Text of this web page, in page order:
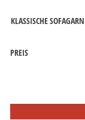
KLASSISCHE
PREIS